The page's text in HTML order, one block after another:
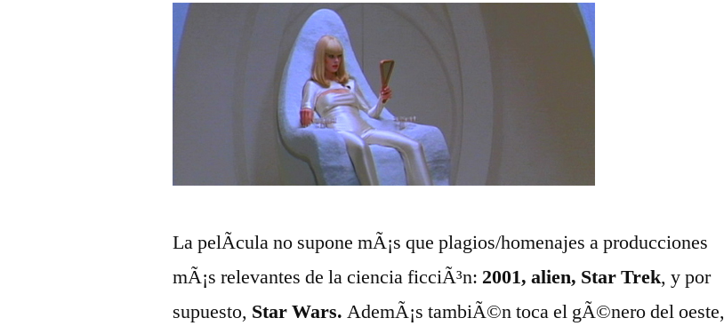
La pelÃ­cula no supone mÃ¡s que plagios/homenajes a producciones
mÃ¡s relevantes de la ciencia ficciÃ³n: 2001, alien, Star Trek, y por
supuesto, Star Wars.AdemÃ¡s tambiÃ©n toca el gÃ©nero del oeste,